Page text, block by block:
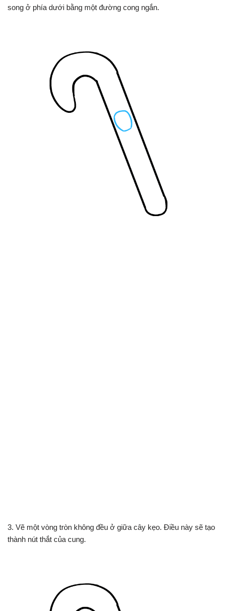
song ở phía dưới bằng một đường cong ngắn.
3. Vẽ một vòng tròn không đều ở giữa cây kẹo. Điều này sẽ tạo
thành nút thắt của cung.